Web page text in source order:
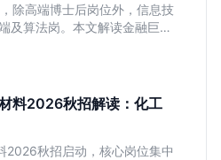
除高端博士后岗位外，信息技
及算法岗。本文解读金融巨头
与投递价值，助你快速判断
料2026秋招解读：化工
2026秋招启动，核心岗位集中